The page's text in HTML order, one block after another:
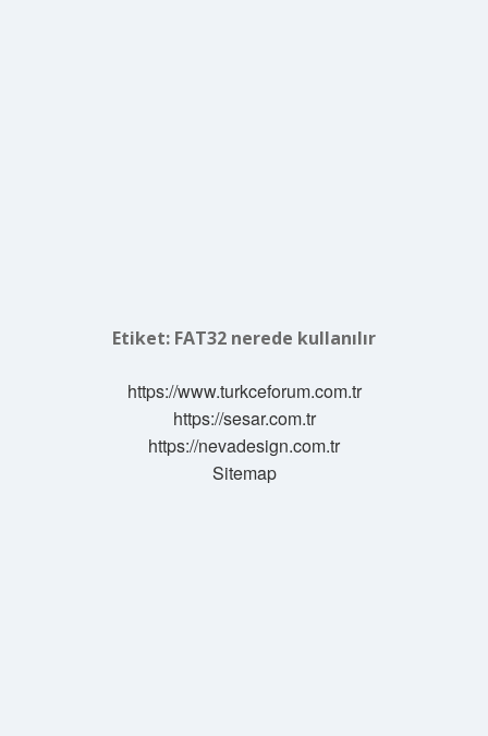
Etiket: FAT32 nerede kullanılır
https://www.turkceforum.com.tr
https://sesar.com.tr
https://nevadesign.com.tr
Sitemap